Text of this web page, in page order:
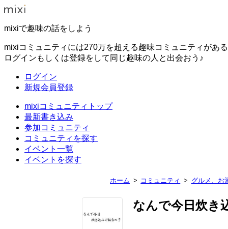
mixiで趣味の話をしよう
mixiコミュニティには270万を超える趣味コミュニティがある
ログインもしくは登録をして同じ趣味の人と出会おう♪
ログイン
新規会員登録
mixiコミュニティトップ
最新書き込み
参加コミュニティ
コミュニティを探す
イベント一覧
イベントを探す
ホーム コミュニティ グルメ、お
なんで今日炊き